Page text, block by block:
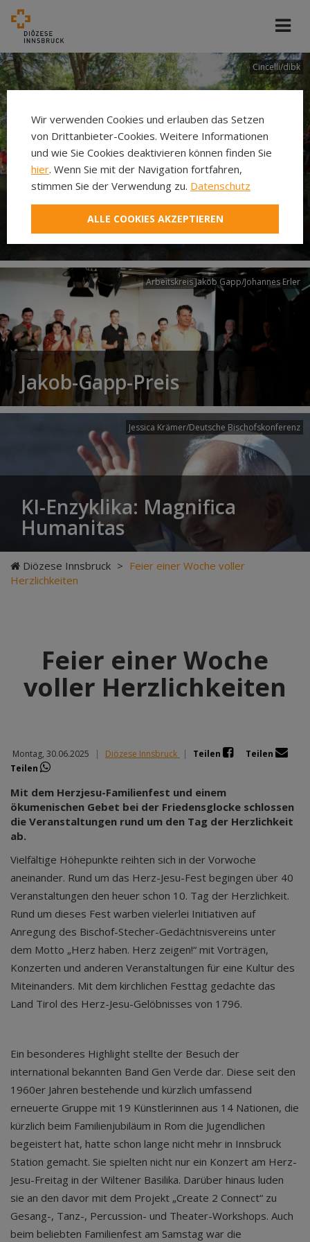
Cincelli/dibk
Neuer Pilgerweg Via
Laudato si’
Arbeitskreis Jakob Gapp/Johannes Erler
Jakob-Gapp-Preis
Jessica Krämer/Deutsche Bischofskonferenz
KI-Enzyklika: Magnifica
Humanitas
Diözese Innsbruck > Feier einer Woche voller
Herzlichkeiten
Feier einer Woche
voller Herzlichkeiten
Montag, 30.06.2025 | Diözese Innsbruck | Teilen
Teilen
Teilen
Mit dem Herzjesu-Familienfest und einem
ökumenischen Gebet bei der Friedensglocke schlossen
die Veranstaltungen rund um den Tag der Herzlichkeit
ab.
Vielfältige Höhepunkte reihten sich in der Vorwoche
aneinander. Rund um das Herz-Jesu-Fest begingen über 40
Veranstaltungen den heuer schon 10. Tag der Herzlichkeit.
Rund um dieses Fest warben vielerlei Initiativen auf
Anregung des Bischof-Stecher-Gedächtnisvereins unter
dem Motto „Herz haben. Herz zeigen!“ mit Vorträgen,
Konzerten und anderen Veranstaltungen für eine Kultur des
Miteinanders. Mit dem kirchlichen Festtag gedachte das
Land Tirol des Herz-Jesu-Gelöbnisses von 1796.
Ein besonderes Highlight stellte der Besuch der
international bekannten Band Gen Verde dar. Diese seit den
1960er Jahren bestehende und kürzlich umfassend
erneuerte Gruppe mit 19 Künstlerinnen aus 14 Nationen, die
kürzlich beim Familienjubiläum in Rom die Jugendlichen
begeistert hat, hatte schon lange nicht mehr in Innsbruck
Station gemacht. Sie spielten nicht nur ein Konzert am Herz-
Jesu-Freitag in der Wiltener Basilika. Darüber hinaus luden
sie an den davor mit dem Projekt „Create 2 Connect“ zu
Gesang-, Tanz-, Percussion- und Theater-Workshops. Auch
beim beliebten Familienfest am Samstag war die
Wir verwenden Cookies und erlauben das Setzen
von Drittanbieter-Cookies. Weitere Informationen
und wie Sie Cookies deaktivieren können finden Sie
hier. Wenn Sie mit der Navigation fortfahren,
stimmen Sie der Verwendung zu. Datenschutz
ALLE COOKIES AKZEPTIEREN